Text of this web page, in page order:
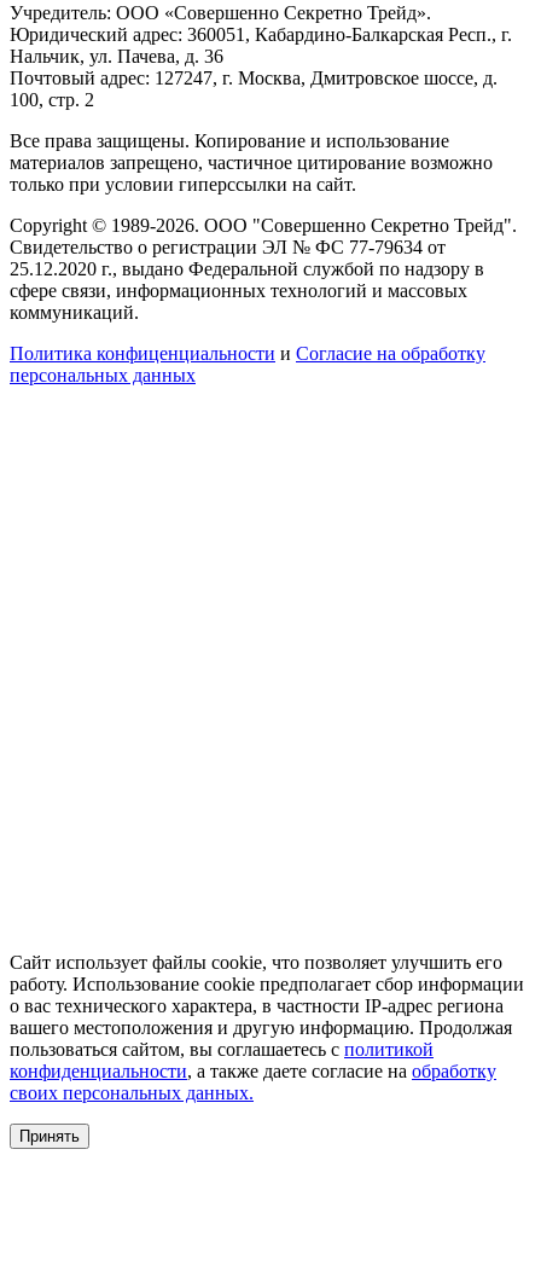
Учредитель: ООО «Совершенно Секретно Трейд».
Юридический адрес: 360051, Кабардино-Балкарская Респ., г.
Нальчик, ул. Пачева, д. 36
Почтовый адрес: 127247, г. Москва, Дмитровское шоссе, д.
100, стр. 2
Все права защищены. Копирование и использование
материалов запрещено, частичное цитирование возможно
только при условии гиперссылки на сайт.
Copyright © 1989-2026. ООО "Совершенно Секретно Трейд".
Свидетельство о регистрации ЭЛ № ФС 77-79634 от
25.12.2020 г., выдано Федеральной службой по надзору в
сфере связи, информационных технологий и массовых
коммуникаций.
Политика конфиценциальности и Согласие на обработку
персональных данных
Сайт использует файлы cookie, что позволяет улучшить его
работу. Использование cookie предполагает сбор информации
о вас технического характера, в частности IP-адрес региона
вашего местоположения и другую информацию. Продолжая
пользоваться сайтом, вы соглашаетесь с политикой
конфиденциальности, а также даете согласие на обработку
своих персональных данных.
Принять